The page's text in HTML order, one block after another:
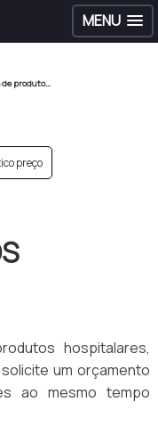
MENU
Loja de produtos hospitalares
preço
hospitalares,
um orçamento
ao mesmo tempo